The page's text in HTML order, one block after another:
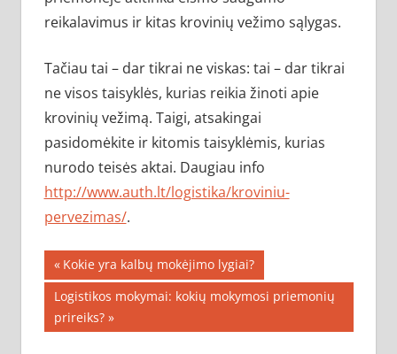
reikalavimus ir kitas krovinių vežimo sąlygas.
Tačiau tai – dar tikrai ne viskas: tai – dar tikrai
ne visos taisyklės, kurias reikia žinoti apie
krovinių vežimą. Taigi, atsakingai
pasidomėkite ir kitomis taisyklėmis, kurias
nurodo teisės aktai. Daugiau info
http://www.auth.lt/logistika/kroviniu-
pervezimas/.
Navigacija
tarp
įrašų
Previous
Post:
Kokie yra kalbų mokėjimo lygiai?
Next
Post:
Logistikos mokymai: kokių mokymosi priemonių
prireiks?